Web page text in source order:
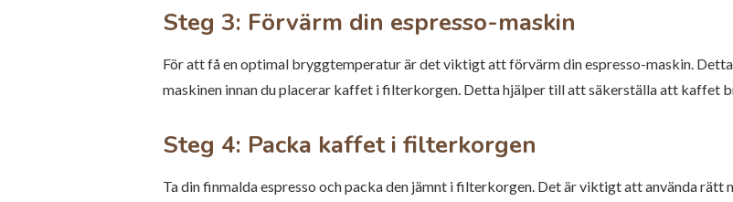
Steg 3: Förvärm din espresso-maskin
För att få en optimal bryggtemperatur är det viktigt att förvärm din espresso-maskin.
maskinen innan du placerar kaffet i filterkorgen. Detta hjälper till att säkerställa att kaffet
Steg 4: Packa kaffet i filterkorgen
Ta din finmalda espresso och packa den jämnt i filterkorgen. Det är viktigt att använda